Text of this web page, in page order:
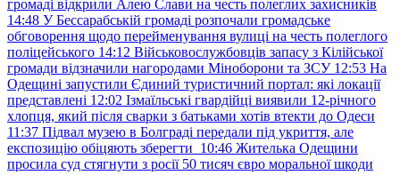
громаді відкрили Алею Слави на честь полеглих захисників
14:48 У Бессарабській громаді розпочали громадське
обговорення щодо перейменування вулиці на честь полеглого
поліцейського 14:12 Військовослужбовців запасу з Кілійської
громади відзначили нагородами Міноборони та ЗСУ 12:53 На
Одещині запустили Єдиний туристичний портал: які локації
представлені 12:02 Ізмаїльські гвардійці виявили 12-річного
хлопця, який після сварки з батьками хотів втекти до Одеси
11:37 Підвал музею в Болграді передали під укриття, але
експозицію обіцяють зберегти 10:46 Жителька Одещини
просила суд стягнути з росії 50 тисяч євро моральної шкоди